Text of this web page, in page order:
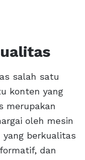
salah satu
konten yang
merupakan
oleh mesin
yang berkualitas
dan